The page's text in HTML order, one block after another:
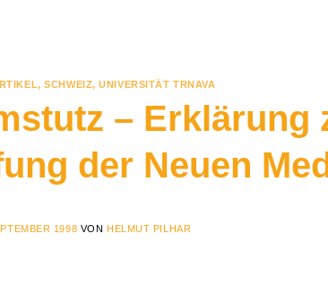
,SCHWEIZ,UNIVERSITÄT TRNAVA
– Erklärung
der Neuen
1998 VON HELMUT PILHAR